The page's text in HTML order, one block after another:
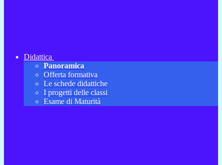
Didattica
Panoramica
Offerta formativa
Le schede didattiche
I progetti delle classi
Esame di Maturità